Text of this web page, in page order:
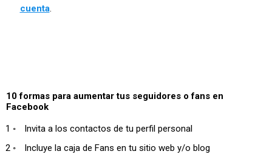
cuenta.
10 formas para aumentar tus seguidores o fans en
Facebook
Invita a los contactos de tu perfil personal
Incluye la caja de Fans en tu sitio web y/o blog